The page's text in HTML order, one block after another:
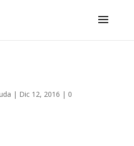
| Dic 12, 2016 | 0